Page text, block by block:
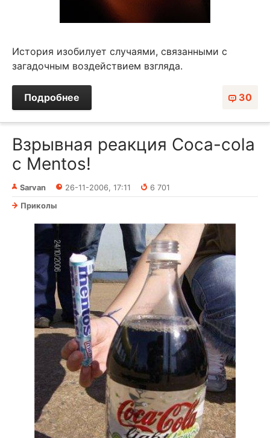
История изобилует случаями, связанными с
загадочным воздействием взгляда.
30
Подробнее
Взрывная реакция Coсa-cola
с Mentos!
Sarvan 26-11-2006, 17:11
6 701
Приколы